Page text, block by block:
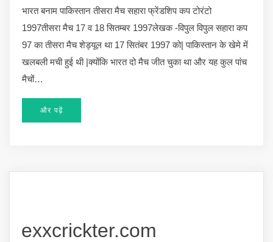
भारत बनाम पाकिस्तान तीसरा मैच सहारा फ्रेंडशिप कप टोरंटो
1997तीसरा मैच 17 व 18 सितम्बर 1997लेखक -विपुल विपुल सहारा कप
97 का तीसरा मैच शेड्यूल था 17 सितंबर 1997 को| पाकिस्तान के खेमे में
खलबली मची हुई थी |क्योंकि भारत दो मैच जीत चुका था और यह कुल पांच
मैचों…
और पढ़ें
exxcrickter.com